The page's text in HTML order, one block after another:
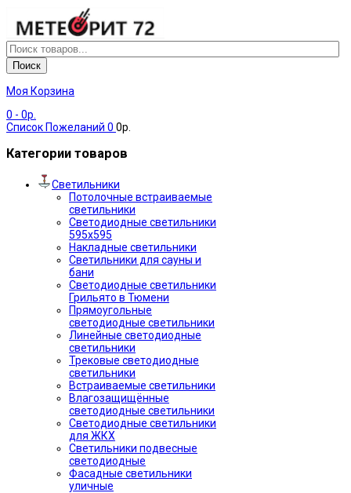
Поиск
Моя Корзина
0 - 0р.
Список Пожеланий 0 0р.
Категории товаров
Светильники
Потолочные встраиваемые
светильники
Светодиодные светильники
595х595
Накладные светильники
Светильники для сауны и
бани
Светодиодные светильники
Грильято в Тюмени
Прямоугольные
светодиодные светильники
Линейные светодиодные
светильники
Трековые светодиодные
светильники
Встраиваемые светильники
Влагозащищённые
светодиодные светильники
Светодиодные светильники
для ЖКХ
Светильники подвесные
светодиодные
Фасадные светильники
уличные